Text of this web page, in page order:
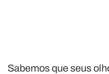
Sabemos que seus